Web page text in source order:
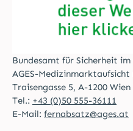
Bundesamt für Sicherheit im
AGES-Medizinmarktaufsicht
Traisengasse 5, A-1200 Wien
Tel.: +43 (0)50 555-36111
E-Mail: fernabsatz@ages.at